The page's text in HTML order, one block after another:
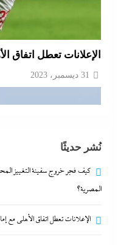
الإعلانات تعطل اتفاق
31 ديسمبر، 2023
نُشر حديثًا
كيف فجر خروج سفينة التغييز
المصرية؟
الإعلانات تعطل اتفاق الأهلى مع